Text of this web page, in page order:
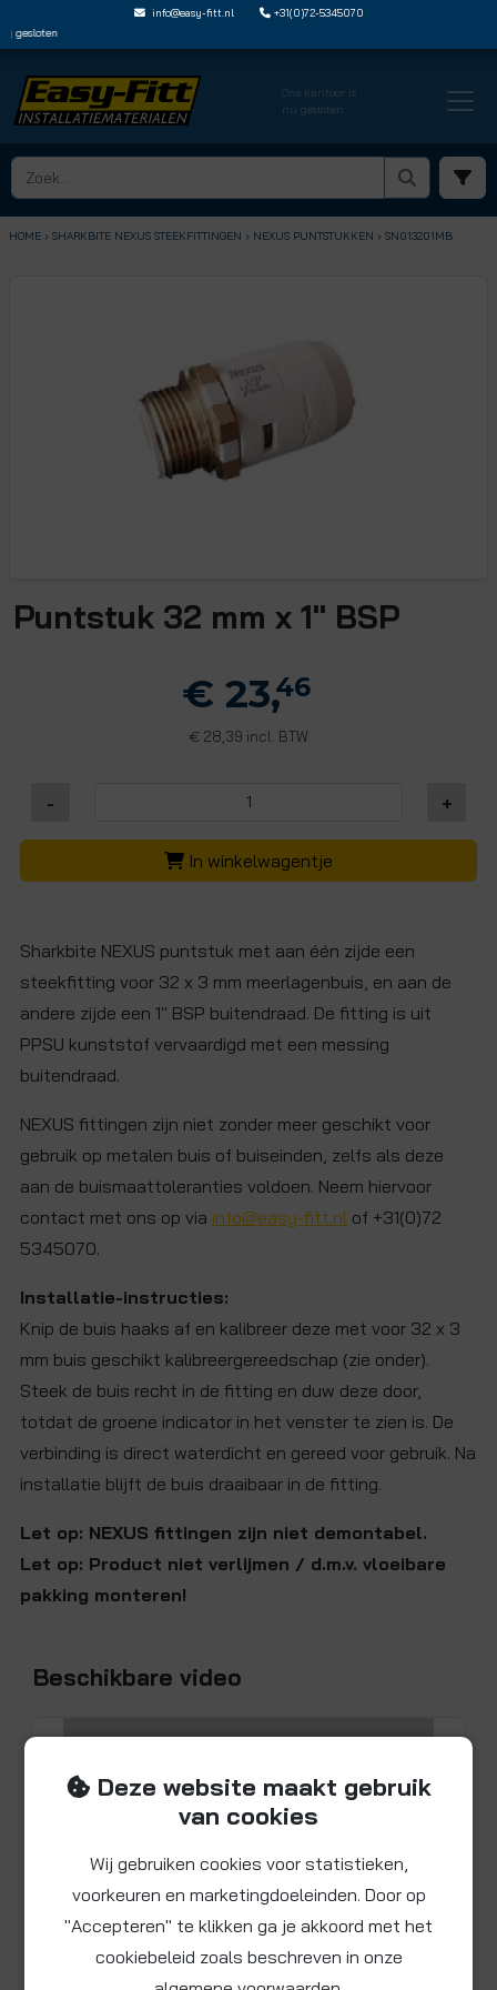
info@easy-fitt.nl
+31(0)72-5345070
Ons kantoor is
nu gesloten
HOME › SHARKBITE NEXUS STEEKFITTINGEN › NEXUS PUNTSTUKKEN › SN013201MB
Puntstuk 32 mm x 1" BSP
€ 23,46
€ 28,39 incl. BTW
- +
In winkelwagentje
Sharkbite NEXUS puntstuk met aan één zijde een
steekfitting voor 32 x 3 mm meerlagenbuis, en aan de
andere zijde een 1" BSP buitendraad. De fitting is uit
PPSU kunststof vervaardigd met een messing
buitendraad.
NEXUS fittingen zijn niet zonder meer geschikt voor
gebruik op metalen buis of buiseinden, zelfs als deze
aan de buismaattoleranties voldoen. Neem hiervoor
contact met ons op via info@easy-fitt.nl of +31(0)72
5345070.
Installatie-instructies:
Knip de buis haaks af en kalibreer deze met voor 32 x 3
mm buis geschikt kalibreergereedschap (zie onder).
Steek de buis recht in de fitting en duw deze door,
totdat de groene indicator in het venster te zien is. De
verbinding is direct waterdicht en gereed voor gebruik. Na
installatie blijft de buis draaibaar in de fitting.
Let op: NEXUS fittingen zijn niet demontabel.
Let op: Product niet verlijmen / d.m.v. vloeibare
pakking monteren!
Beschikbare video
Deze website maakt gebruik
van cookies
Wij gebruiken cookies voor statistieken,
voorkeuren en marketingdoeleinden. Door op
"Accepteren" te klikken ga je akkoord met het
cookiebeleid zoals beschreven in onze